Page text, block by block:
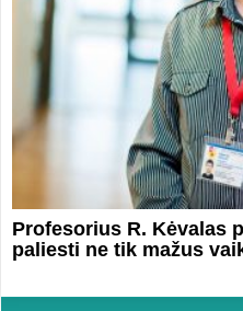
Profesorius R. Kėvalas
paliesti ne tik mažus